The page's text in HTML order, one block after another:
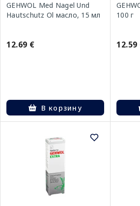
GEHWOL Med Nagel Und
Hautschutz Ol масло, 15 мл
12.69 €
В корзину
100 г
12.59